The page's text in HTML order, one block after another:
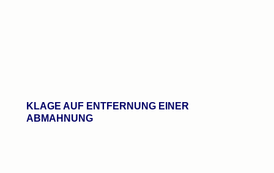
KLAGE AUF ENTFERNUNG EINER
ABMAHNUNG